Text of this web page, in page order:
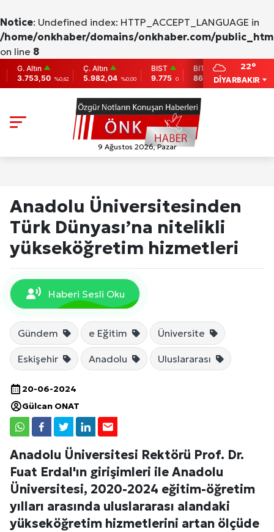
Notice: Undefined index: HTTP_ACCEPT_LANGUAGE in
/home/onkhaber/domains/onkhaber.com/
on line 8
Altın
%0,62
Ç. Altın
5.982,04 %0,00
BIST
9.775
0
BITCOIN
86,956.742
-0.31
2,007.26
DİYARBAKIR
22°
9 Ağustos 2026, Pazar
Anadolu Üniversitesinden
Türk Dünyası’na nitelikli
yükseköğretim hizmetleri
Haberi Sesli Oku
Gündem e Eğitim Üniversite
Eskişehir Anadolu Uluslararası
20-06-2024
Gülcan ONAT
Anadolu Üniversitesi Rektörü Prof. Dr.
Fuat Erdal'ın girişimleri ile Anadolu
Üniversitesi, 2020-2024 eğitim-öğretim
yılları arasında uluslararası alandaki
yükseköğretim hizmetlerini artan ölçüde